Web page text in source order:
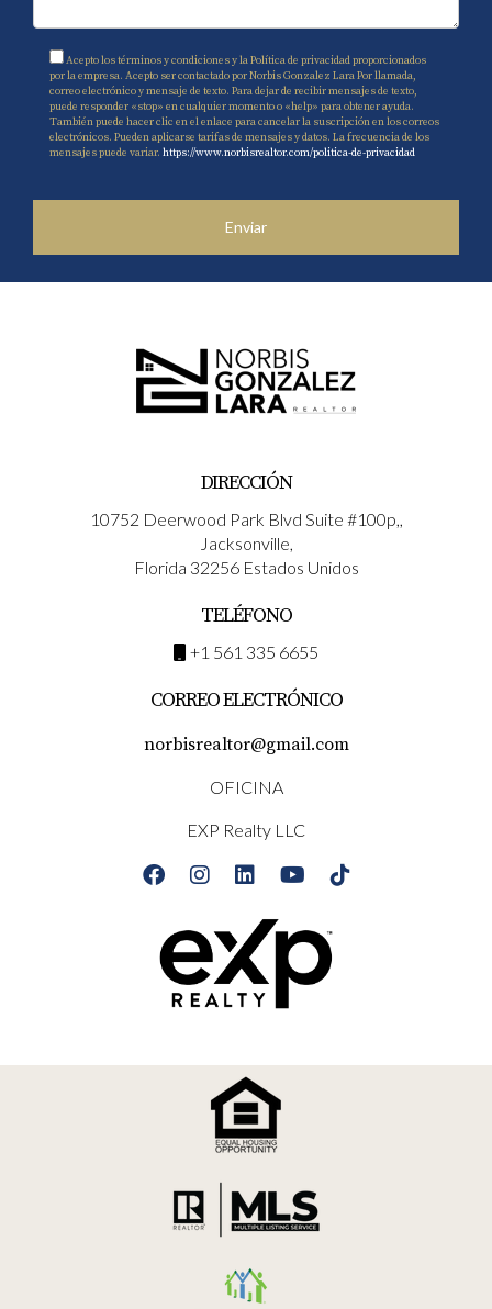
Acepto los términos y condiciones y la Política de privacidad proporcionados
por la empresa. Acepto ser contactado por Norbis Gonzalez Lara Por llamada,
correo electrónico y mensaje de texto. Para dejar de recibir mensajes de texto,
puede responder «stop» en cualquier momento o «help» para obtener ayuda.
También puede hacer clic en el enlace para cancelar la suscripción en los correos
electrónicos. Pueden aplicarse tarifas de mensajes y datos. La frecuencia de los
mensajes puede variar. https://www.norbisrealtor.com/politica-de-privacidad
Enviar
DIRECCIÓN
10752 Deerwood Park Blvd Suite #100p,,
Jacksonville,
Florida 32256 Estados Unidos
TELÉFONO
+1 561 335 6655
CORREO ELECTRÓNICO
norbisrealtor@gmail.com
OFICINA
EXP Realty LLC